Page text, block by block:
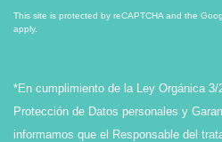
This site is protected by reCAPTCHA and the
apply.
*En cumplimiento de la Ley Orgánica
Protección de Datos personales y
informamos que el Responsable del